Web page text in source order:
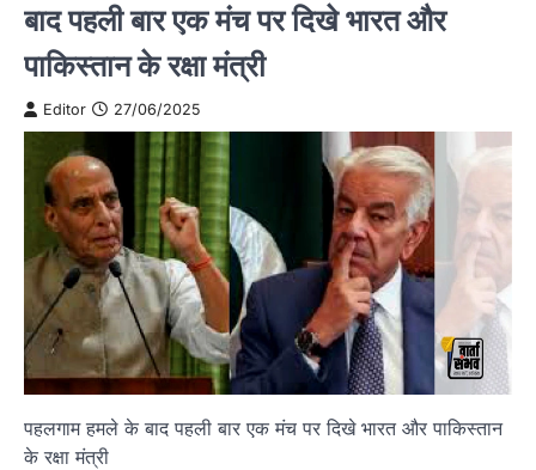
बाद पहली बार एक मंच पर दिखे भारत और
पाकिस्तान के रक्षा मंत्री
Editor 27/06/2025
पहलगाम हमले के बाद पहली बार एक मंच पर दिखे भारत और पाकिस्तान
के रक्षा मंत्री